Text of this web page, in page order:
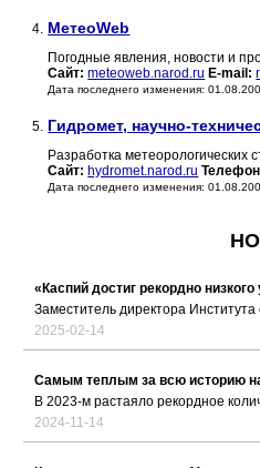
4. МетеоWeb
Погодные явления, новости и
Сайт: meteoweb.narod.ru E-mail:
Дата последнего изменения:
5. Гидромет, научно-
Разработка метеорологических
Сайт: hydromet.narod.ru
Дата последнего изменения:
«Каспий достиг рекордно
Заместитель директора
2025-02-14
Самым теплым за всю историю
В 2023-м растаяло рекордное
2024-11-14